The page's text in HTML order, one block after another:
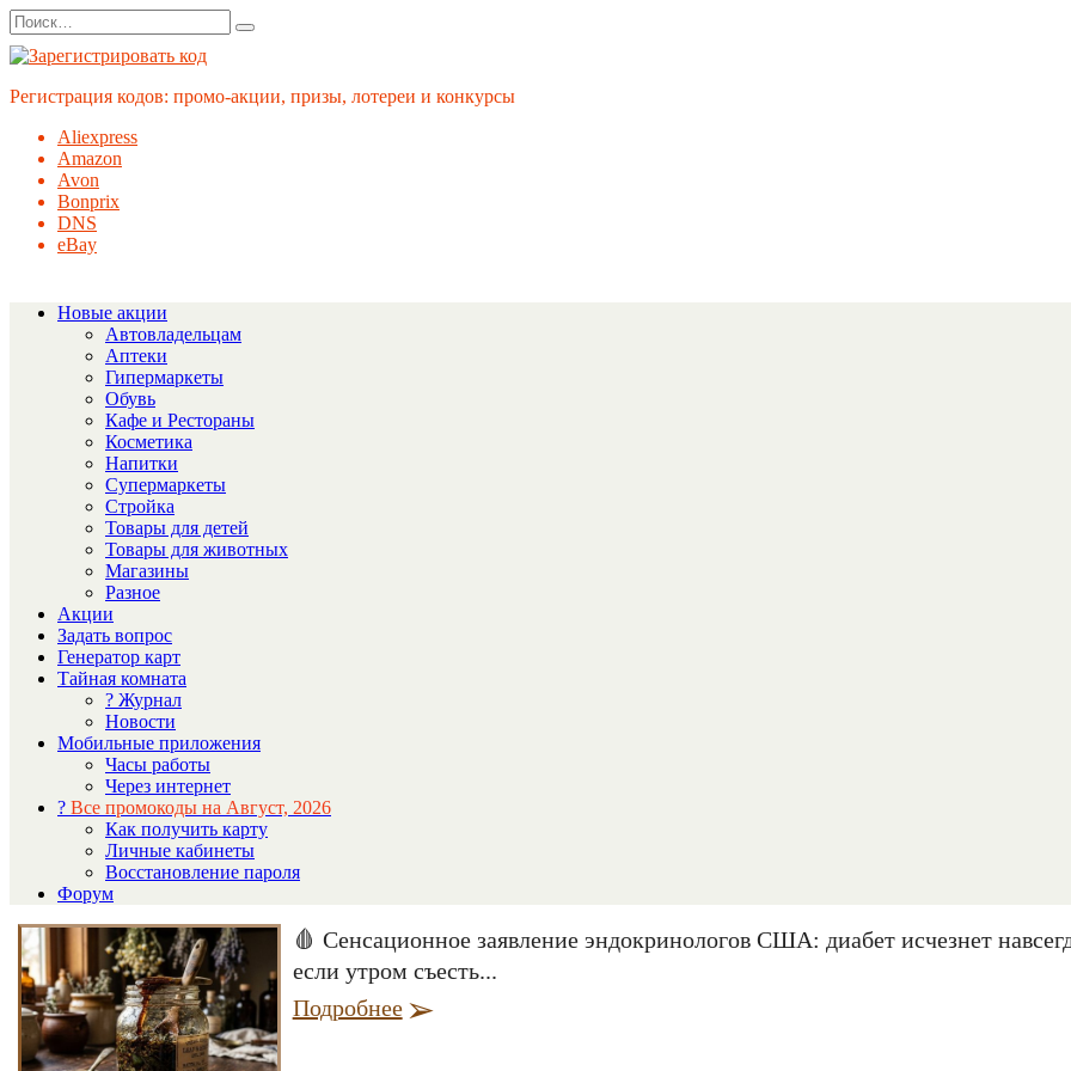
Перейти
к
содержанию
Search
for:
Регистрация кодов: промо-акции, призы, лотереи и конкурсы
Aliexpress
Amazon
Avon
Bonprix
DNS
eBay
Новые акции
Автовладельцам
Аптеки
Гипермаркеты
Обувь
Кафе и Рестораны
Косметика
Напитки
Супермаркеты
Стройка
Товары для детей
Товары для животных
Магазины
Разное
Акции
Задать вопрос
Генератор карт
Тайная комната
? Журнал
Новости
Мобильные приложения
Часы работы
Через интернет
? Все промокоды на Август, 2026
Как получить карту
Личные кабинеты
Восстановление пароля
Форум
🩸 Сенсационное заявление эндокринологов США: диабет исчезнет
если утром съесть...
Подробнее